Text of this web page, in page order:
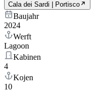
Cala dei Sardi | Portisco
Baujahr
2024
Werft
Lagoon
Kabinen
4
Kojen
10